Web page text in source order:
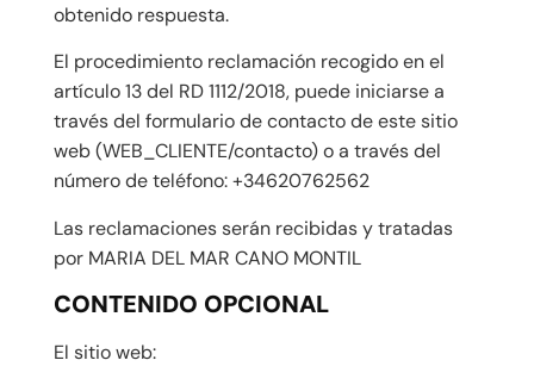
obtenido respuesta.
El procedimiento reclamación recogido en el
artículo 13 del RD 1112/2018, puede iniciarse a
través del formulario de contacto de este sitio
web (WEB_CLIENTE/contacto) o a través del
número de teléfono: +34620762562
Las reclamaciones serán recibidas y tratadas
por MARIA DEL MAR CANO MONTIL
CONTENIDO OPCIONAL
El sitio web: